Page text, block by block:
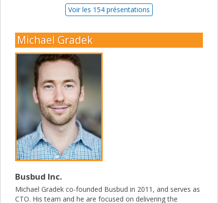
Voir les 154 présentations
Michael Gradek
Busbud Inc.
Michael Gradek co-founded Busbud in 2011, and serves as
CTO. His team and he are focused on delivering the